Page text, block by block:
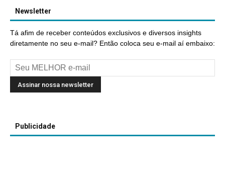
Newsletter
Tá afim de receber conteúdos exclusivos e diversos insights
diretamente no seu e-mail? Então coloca seu e-mail aí embaixo:
Publicidade